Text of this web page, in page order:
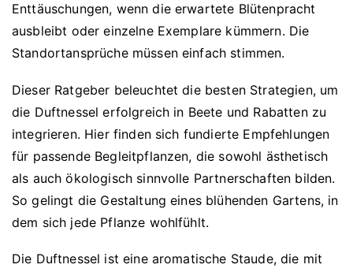
Enttäuschungen, wenn die erwartete Blütenpracht
ausbleibt oder einzelne Exemplare kümmern. Die
Standortansprüche müssen einfach stimmen.
Dieser Ratgeber beleuchtet die besten Strategien, um
die Duftnessel erfolgreich in Beete und Rabatten zu
integrieren. Hier finden sich fundierte Empfehlungen
für passende Begleitpflanzen, die sowohl ästhetisch
als auch ökologisch sinnvolle Partnerschaften bilden.
So gelingt die Gestaltung eines blühenden Gartens, in
dem sich jede Pflanze wohlfühlt.
Die Duftnessel ist eine aromatische Staude, die mit